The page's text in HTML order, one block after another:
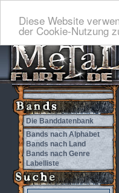
Diese Website
der Cookie-Nutzung
Die Banddatenbank
Bands nach Alphabet
Bands nach Land
Bands nach Genre
Labelliste